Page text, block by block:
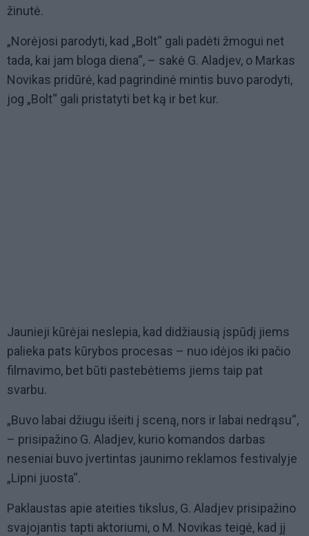
žinutė.
„Norėjosi parodyti, kad „Bolt“ gali padėti žmogui net
tada, kai jam bloga diena“, – sakė G. Aladjev, o Markas
Novikas pridūrė, kad pagrindinė mintis buvo parodyti,
jog „Bolt“ gali pristatyti bet ką ir bet kur.
Jaunieji kūrėjai neslepia, kad didžiausią įspūdį jiems
palieka pats kūrybos procesas – nuo idėjos iki pačio
filmavimo, bet būti pastebėtiems jiems taip pat
svarbu.
„Buvo labai džiugu išeiti į sceną, nors ir labai nedrąsu“,
– prisipažino G. Aladjev, kurio komandos darbas
neseniai buvo įvertintas jaunimo reklamos festivalyje
„Lipni juosta“.
Paklaustas apie ateities tikslus, G. Aladjev prisipažino
svajojantis tapti aktoriumi, o M. Novikas teigė, kad jį